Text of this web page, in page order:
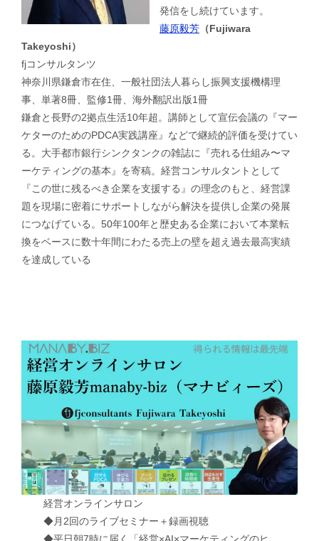
発信をし続けています。
藤原毅芳 （Fujiwara
Takeyoshi）
fjコンサルタンツ
神奈川県鎌倉市在住、一般社団法人暮らし振興支援機構理
事、単著8冊、監修1冊、海外翻訳出版1冊
鎌倉と長野の2拠点生活10年超。講師として宣伝会議の『マー
ケターのためのPDCA実践講座』などで継続的評価を受けてい
る。大手都市銀行シンクタンクの雑誌に『売れる仕組み〜マ
ーケティングの基本』を寄稿。経営コンサルタントとして
『この世に残るべき企業を支援する』の理念のもと、経営課
題を現場に密着にサポートしながら解決を提供し企業の発展
につなげている。50年100年と歴史ある企業において本業転
換をベースに数十年間にわたる売上の壁を超え過去最高実績
を達成している
経営オンラインサロン
◆月2回のライブセミナー＋録画視聴